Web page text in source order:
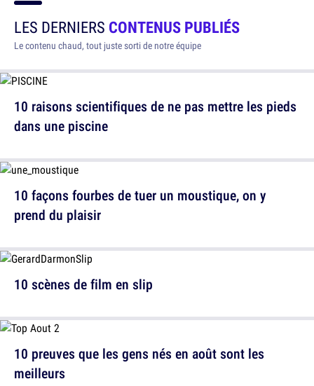
LES DERNIERS CONTENUS PUBLIÉS
Le contenu chaud, tout juste sorti de notre équipe
10 raisons scientifiques de ne pas mettre les pieds
dans une piscine
10 scènes de film en slip
10 façons fourbes de tuer un moustique, on y
prend du plaisir
10 preuves que les gens nés en août sont les
meilleurs